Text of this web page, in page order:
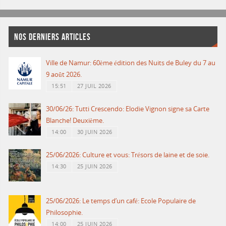
NOS DERNIERS ARTICLES
Ville de Namur: 60ème édition des Nuits de Buley du 7 au
9 août 2026.
15:51 27 JUIL 2026
30/06/26: Tutti Crescendo: Elodie Vignon signe sa Carte
Blanche! Deuxième.
14:00 30 JUIN 2026
25/06/2026: Culture et vous: Trésors de laine et de soie.
14:30 25 JUIN 2026
25/06/2026: Le temps d’un café: Ecole Populaire de
Philosophie.
14:00 25 JUIN 2026